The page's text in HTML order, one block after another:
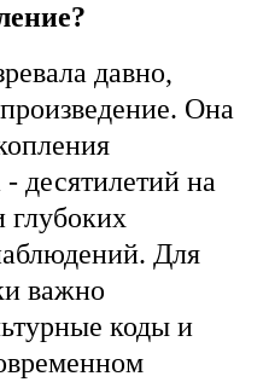
давно,
Она
десятилетий на
глубоких
Для
важно
коды и